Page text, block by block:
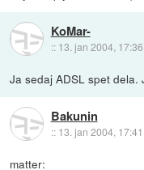
KoMar-
:: 13. jan 2004, 17:36
Ja sedaj ADSL spet dela.
Bakunin
:: 13. jan 2004, 17:41
matter: